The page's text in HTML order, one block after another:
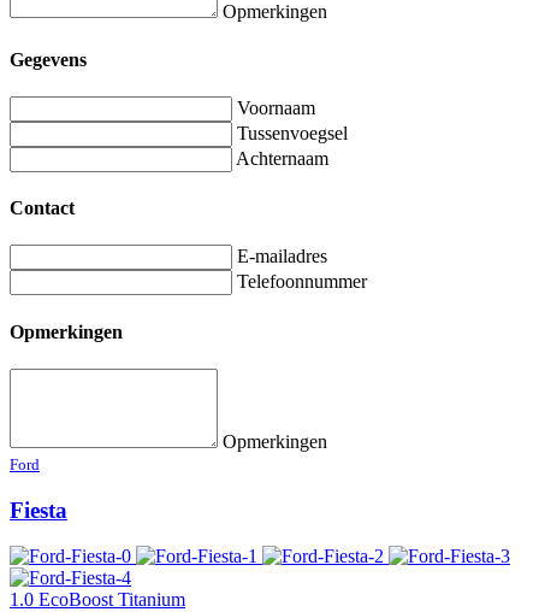
Opmerkingen
Gegevens
Voornaam
Tussenvoegsel
Achternaam
Contact
E-mailadres
Telefoonnummer
Opmerkingen
Opmerkingen
Ford
Fiesta
1.0 EcoBoost Titanium